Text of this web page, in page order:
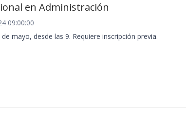
en Administración
09:00:00
de mayo, desde las 9. Requiere inscripción previa.